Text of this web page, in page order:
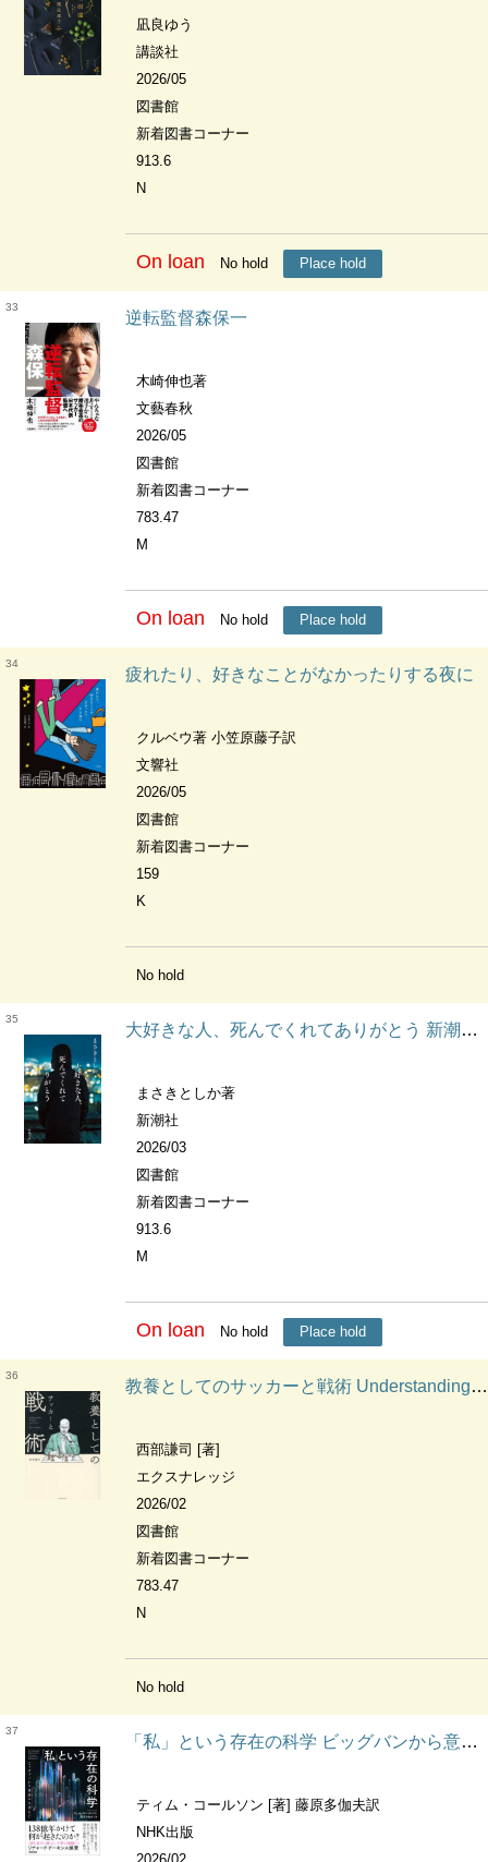
凪良ゆう
講談社
2026/05
図書館
新着図書コーナー
913.6
N
On loan No hold Place hold
33
逆転監督森保一
木崎伸也著
文藝春秋
2026/05
図書館
新着図書コーナー
783.47
M
On loan No hold Place hold
34
疲れたり、好きなことがなかったりする夜に
クルベウ著 小笠原藤子訳
文響社
2026/05
図書館
新着図書コーナー
159
K
No hold
35
大好きな人、死んでくれてありがとう 新潮文庫
まさきとしか著
新潮社
2026/03
図書館
新着図書コーナー
913.6
M
On loan No hold Place hold
36
教養としてのサッカーと戦術 Understanding football and tactics
西部謙司 [著]
エクスナレッジ
2026/02
図書館
新着図書コーナー
783.47
N
No hold
37
「私」という存在の科学 ビッグバンから意識の出現まで
ティム・コールソン [著] 藤原多伽夫訳
NHK出版